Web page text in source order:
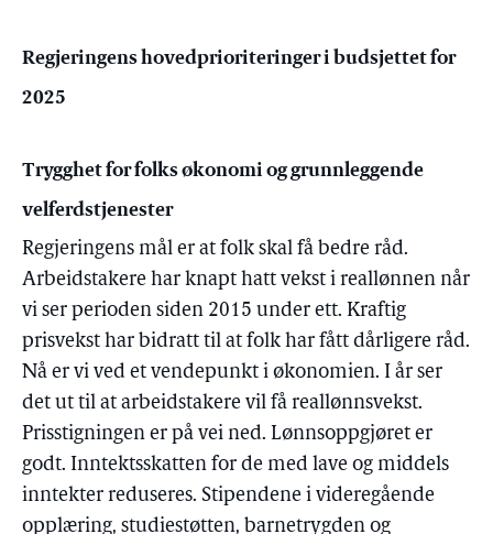
Regjeringens hovedprioriteringer i budsjettet for
2025
Trygghet for folks økonomi og grunnleggende
velferdstjenester
Regjeringens mål er at folk skal få bedre råd.
Arbeidstakere har knapt hatt vekst i reallønnen når
vi ser perioden siden 2015 under ett. Kraftig
prisvekst har bidratt til at folk har fått dårligere råd.
Nå er vi ved et vendepunkt i økonomien. I år ser
det ut til at arbeidstakere vil få reallønnsvekst.
Prisstigningen er på vei ned. Lønnsoppgjøret er
godt. Inntektsskatten for de med lave og middels
inntekter reduseres. Stipendene i videregående
opplæring, studiestøtten, barnetrygden og